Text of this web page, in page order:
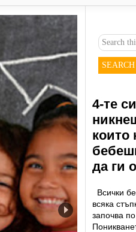
4-те
които
да ги
Всички
всяка
започва